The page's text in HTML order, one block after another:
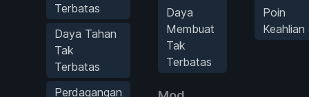
Terbatas
Daya Tahan
Tak
Terbatas
Perdagangan
Daya
Membuat
Tak
Terbatas
Poin
Keahlian